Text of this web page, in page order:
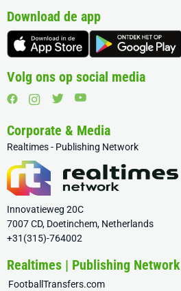
Download de app
Volg ons op social media
Corporate & Media
Realtimes - Publishing Network
Innovatieweg 20C
7007 CD, Doetinchem, Netherlands
+31(315)-764002
Realtimes | Publishing Network
FootballTransfers.com